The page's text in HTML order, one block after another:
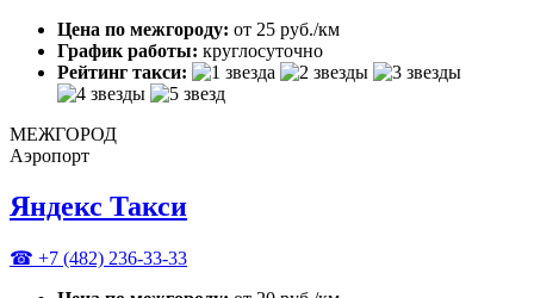
Цена по межгороду: от 25 руб./км
График работы: круглосуточно
Рейтинг такси:
МЕЖГОРОД
Аэропорт
Яндекс Такси
☎ +7 (482) 236-33-33